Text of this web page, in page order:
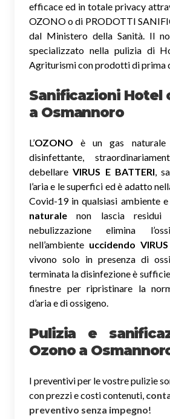
efficace ed in totale privacy
OZONO o di PRODOTTI
dal Ministero della Sanità. Il
specializzato nella pulizia di
Agriturismi con prodotti di prima
Sanificazioni Hotel
a Osmannoro
L’OZONO è un gas
disinfettante,
debellareVIRUS E BATTERI,
l’aria e le superfici ed è adatto
Covid-19 in qualsiasi ambiente
naturale non lascia residui
nebulizzazione elimina
nell’ambiente uccidendo
vivono solo in presenza di
terminata la disinfezione è
finestre per ripristinare la
d’aria e di ossigeno.
Pulizia e
Ozono a
I preventivi per le vostre pulizie
con prezzi e costi contenuti,
preventivo senza impegno!